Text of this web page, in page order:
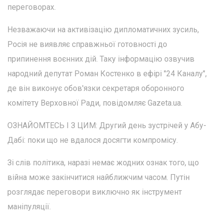
переговорах.
Незважаючи на активізацію дипломатичних зусиль,
Росія не виявляє справжньої готовності до
припинення воєнних дій. Таку інформацію озвучив
народний депутат Роман Костенко в ефірі "24 Каналу",
де він виконує обов'язки секретаря оборонного
комітету Верховної Ради, повідомляє Gazeta.ua.
ОЗНАЙОМТЕСЬ І З ЦИМ: Другий день зустрічей у Абу-
Дабі: поки що не вдалося досягти компромісу.
Зі слів політика, наразі немає жодних ознак того, що
війна може закінчитися найближчим часом. Путін
розглядає переговори виключно як інструмент
маніпуляції.